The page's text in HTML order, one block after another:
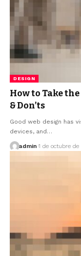
DESIGN
How to Take
& Don’ts
Good web design has
devices, and…
admin 1 de octubre de